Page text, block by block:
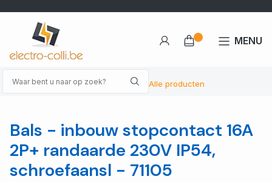
Alle producten
MENU
Bals - inbouw stopcontact 16A
2P+ randaarde 230V IP54,
schroefaansl - 71105